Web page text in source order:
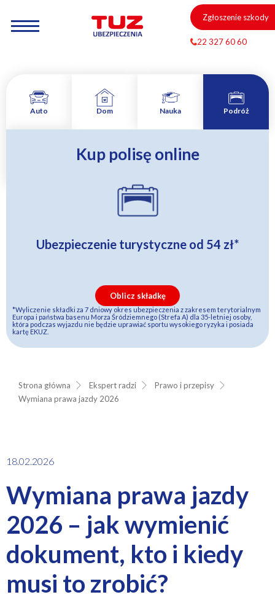
Zgłoszenie szkody
22 327 60 60
Auto Dom Nauka Podróż
Kup polisę online
Ubezpieczenie turystyczne od 54 zł*
Oblicz składkę
*Wyliczenie składki za 7 dniowy okres ubezpieczenia z zakresem terytorialnym
Europa i państwa basenu Morza Śródziemnego (Strefa A) dla 35-letniej osoby,
która podczas wyjazdu nie będzie uprawiać sportu wysokiego ryzyka i posiada
kartę EKUZ.
Strona główna Ekspert radzi
Prawo i przepisy
Wymiana prawa jazdy 2026
18.02.2026
Wymiana prawa jazdy
2026 – jak wymienić
dokument, kto i kiedy
musi to zrobić?